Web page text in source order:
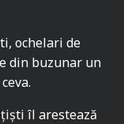
ochelari de
din buzunar un
îl arestează